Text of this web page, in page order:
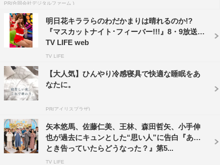
PR(合同会社デジタルファーム )
明日花キララらのわだかまりは晴れるのか!?
『マスカットナイト･フィーバー!!!』8・9放送 |
TV LIFE web
TV LIFE
【大人気】ひんやり冷感寝具で快適な睡眠をあ
なたに。
PR(アイリスプラザ)
矢本悠馬、佐藤仁美、王林、森田哲矢、小手伸
也が過去にキュンとした“思い人”に告白『あの
とき告っていたらどうなった？』第5...
TV LIFE